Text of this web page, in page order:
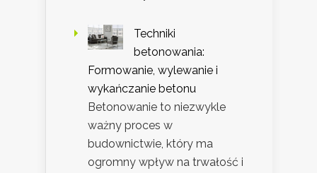
Techniki
betonowania:
Formowanie, wylewanie i
wykańczanie betonu
Betonowanie to niezwykle
ważny proces w
budownictwie, który ma
ogromny wpływ na trwałość i